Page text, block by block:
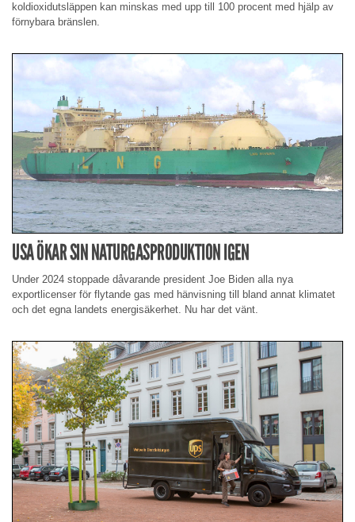
koldioxidutsläppen kan minskas med upp till 100 procent med hjälp av
förnybara bränslen.
USA ÖKAR SIN NATURGASPRODUKTION IGEN
Under 2024 stoppade dåvarande president Joe Biden alla nya
exportlicenser för flytande gas med hänvisning till bland annat klimatet
och det egna landets energisäkerhet. Nu har det vänt.